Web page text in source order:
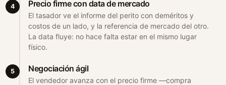
4 Precio firme con data de mercado
El tasador ve el informe del perito con deméritos y
costos de un lado, y la referencia de mercado del otro.
La data fluye: no hace falta estar en el mismo lugar
físico.
5 Negociación ágil
El vendedor avanza con el precio firme —compra